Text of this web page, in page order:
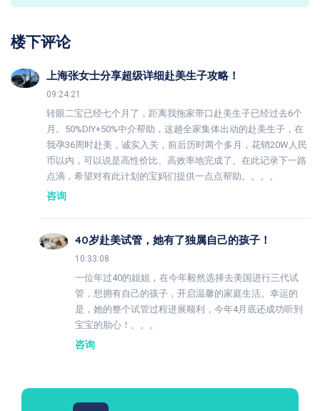
楼下评论
上海张女士分享超级详细赴美生子攻略！
09:24:21
转眼二宝已经七个月了，距离我拖家带口赴美生子已经过去6个
月。50%DIY+50%中介帮助，这趟全家集体出动的赴美生子，在
我孕36周时赴美，诚实入关，前后历时两个多月，花销20W人民
币以内，可以说是高性价比、高效率地完成了。在此记录下一路
点滴，希望对有此计划的宝妈们提供一点点帮助。。。。
咨询
40岁赴美试管，她有了独属自己的孩子！
10:33:08
一位年过40的姐姐，在今年毅然选择去美国进行三代试
管，想拥有自己的孩子，开启温馨的家庭生活。幸运的
是，她的整个试管过程进展顺利，今年4月底还成功听到
宝宝的胎心！。。。
咨询